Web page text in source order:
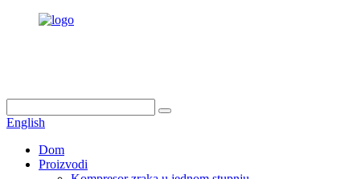
English
Dom
Proizvodi